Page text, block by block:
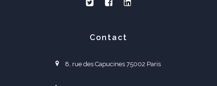
Contact
8, rue des Capucines 75002 Paris